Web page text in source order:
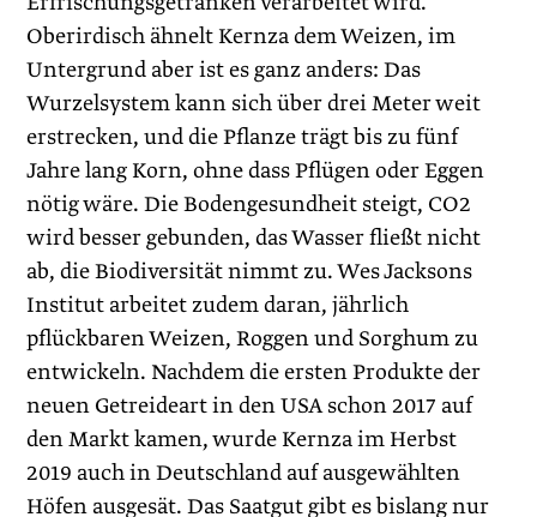
Oberirdisch ähnelt Kernza dem Weizen, im
Untergrund aber ist es ganz anders: Das
Wurzelsystem kann sich über drei Meter weit
erstrecken, und die Pflanze trägt bis zu fünf
Jahre lang Korn, ohne dass Pflügen oder Eggen
nötig wäre. Die Bodengesundheit steigt, CO2
wird besser gebunden, das Wasser fließt nicht
ab, die Biodiversität nimmt zu. Wes Jacksons
Institut arbeitet zudem dar­an, jährlich
pflückbaren Weizen, Roggen und Sorghum zu
entwickeln. Nachdem die ersten Produkte der
neuen Getreideart in den USA schon 2017 auf
den Markt kamen, wurde Kernza im Herbst
2019 auch in Deutschland auf ausgewählten
Höfen ausgesät. Das Saatgut gibt es bislang nur